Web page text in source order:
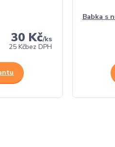
30 Kč/ks
25 Kčbez DPH
Babka s